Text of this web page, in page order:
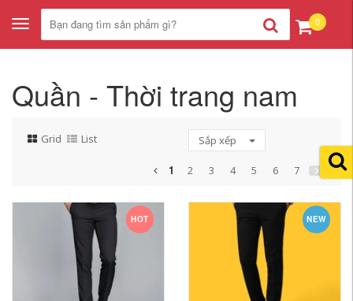
Toggle
navigation
0
Quần - Thời trang nam
Grid List Sắp xếp
1 2 3 4 5 6 7
HOT NEW